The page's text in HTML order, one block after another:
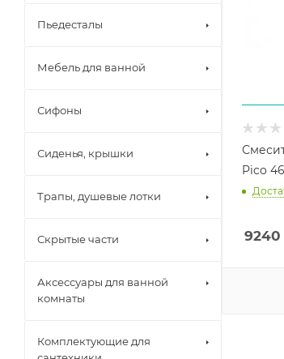
Pico
9240
Пьедесталы
Мебель для ванной
Сифоны
Сиденья, крышки
Трапы, душевые лотки
Скрытые части
Аксессуары для ванной
комнаты
Комплектующие для